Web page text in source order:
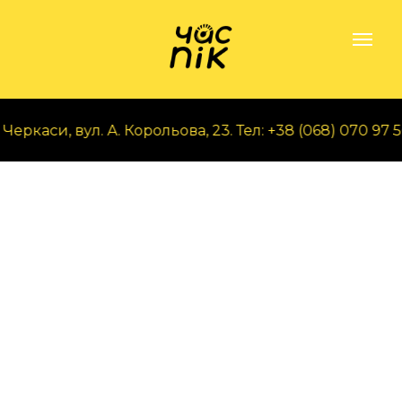
вул. А. Корольова, 23. Тел: +38 (068) 070 97 56